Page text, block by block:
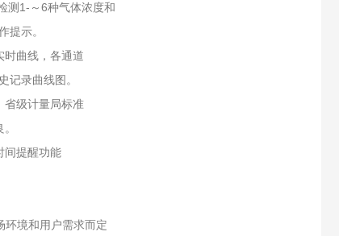
1-～6种气体浓度和
示。
曲线，各通道
录曲线图。
级计量局标准
提醒功能
境和用户需求而定